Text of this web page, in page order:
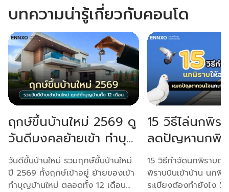
บทความน่ารู้เกี่ยวกับคอนโด
ฤกษ์ขึ้นบ้านใหม่ 2569 ดู
วันดีมงคลย้ายเข้า ทำบุญ
บ้าน 12 เดือน
วันดีขึ้นบ้านใหม่ รวมฤกษ์ขึ้นบ้านใหม่
ปี 2569 ทั้งฤกษ์เข้าอยู่ ย้ายของเข้า
ทำบุญบ้านใหม่ ตลอดทั้ง 12 เดือน
15 วิธีไล่นกพิร
ลดปัญหานกพิร
บนระเบียงและ
15 วิธีกำจัดนกพิราบถ
พิราบบินเข้าบ้าน นกพิร
ระเบียงต้องทำยังไง วิ